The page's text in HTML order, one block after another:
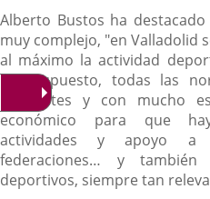
Alberto Bustos ha
muy complejo, "en Valladolid
al máximo la actividad
por supuesto, todas las
prudentes y con mucho
económico para que
actividades y apoyo a
federaciones… y
deportivos, siempre tan